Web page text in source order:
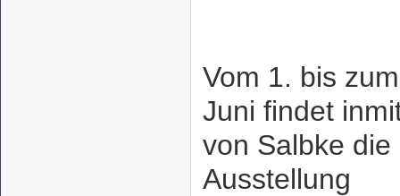
Vom 1. bis
Juni findet
von Salbke die
Ausstellung